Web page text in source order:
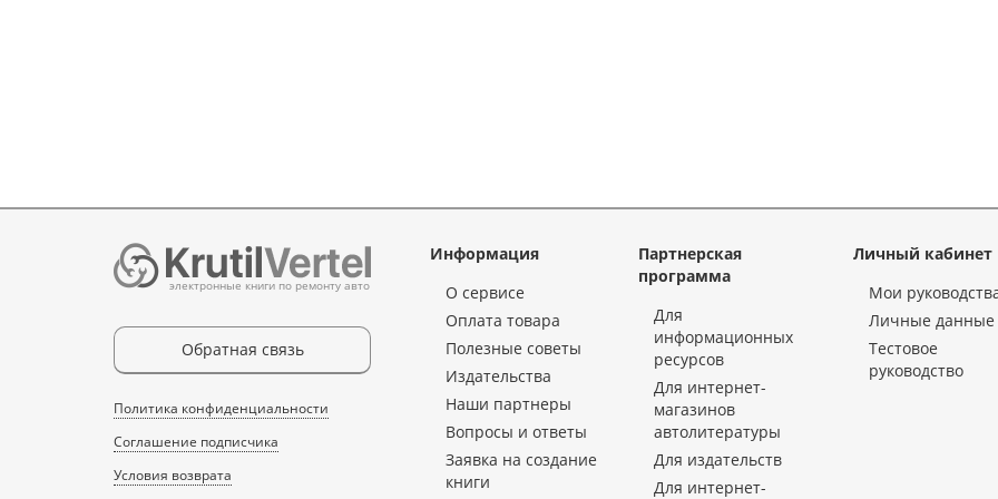
электронные книги по ремонту авто
Обратная связь
Политика конфиденциальности
Соглашение подписчика
Условия возврата
Информация
О сервисе
Оплата товара
Полезные советы
Издательства
Наши партнеры
Вопросы и ответы
Заявка на создание
книги
Партнерская
программа
Для
информационных
ресурсов
Для интернет-
магазинов
автолитературы
Для издательств
Для интернет-
Личный кабинет
Мои
Личные данные
Тестовое
руководство